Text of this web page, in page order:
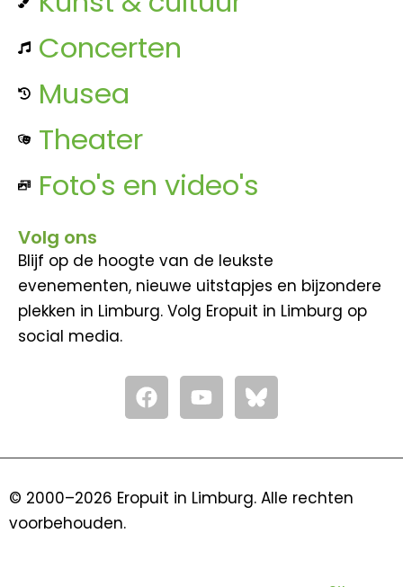
Concerten
Musea
Theater
Foto's en video's
Volg ons
Blijf op de hoogte van de leukste
evenementen, nieuwe uitstapjes en bijzondere
plekken in Limburg. Volg Eropuit in Limburg op
social media.
F
a
c
o
Y
o
u
b
© 2000–2026 Eropuit in Limburg. Alle rechten
voorbehouden.